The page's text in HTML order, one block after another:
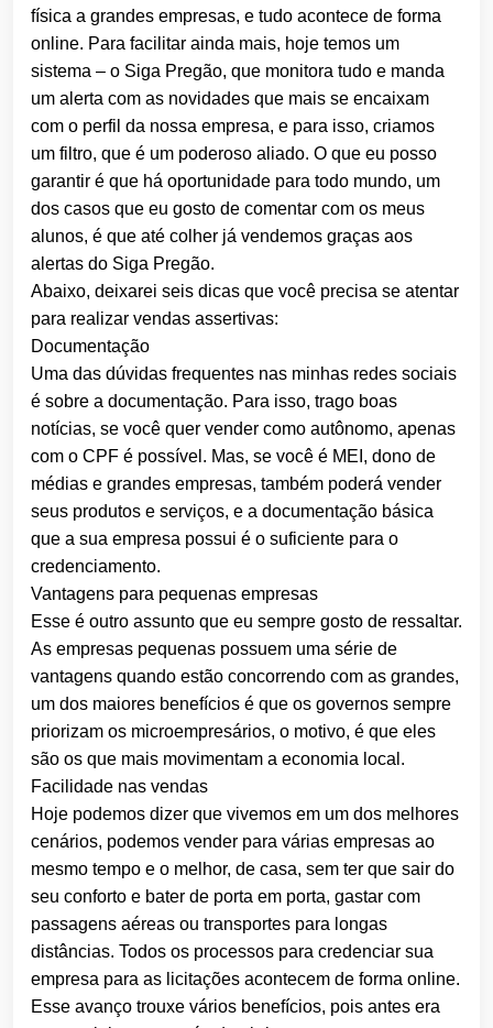
física a grandes empresas, e tudo acontece de forma
online. Para facilitar ainda mais, hoje temos um
sistema – o Siga Pregão, que monitora tudo e manda
um alerta com as novidades que mais se encaixam
com o perfil da nossa empresa, e para isso, criamos
um filtro, que é um poderoso aliado. O que eu posso
garantir é que há oportunidade para todo mundo, um
dos casos que eu gosto de comentar com os meus
alunos, é que até colher já vendemos graças aos
alertas do Siga Pregão.
Abaixo, deixarei seis dicas que você precisa se atentar
para realizar vendas assertivas:
Documentação
Uma das dúvidas frequentes nas minhas redes sociais
é sobre a documentação. Para isso, trago boas
notícias, se você quer vender como autônomo, apenas
com o CPF é possível. Mas, se você é MEI, dono de
médias e grandes empresas, também poderá vender
seus produtos e serviços, e a documentação básica
que a sua empresa possui é o suficiente para o
credenciamento.
Vantagens para pequenas empresas
Esse é outro assunto que eu sempre gosto de ressaltar.
As empresas pequenas possuem uma série de
vantagens quando estão concorrendo com as grandes,
um dos maiores benefícios é que os governos sempre
priorizam os microempresários, o motivo, é que eles
são os que mais movimentam a economia local.
Facilidade nas vendas
Hoje podemos dizer que vivemos em um dos melhores
cenários, podemos vender para várias empresas ao
mesmo tempo e o melhor, de casa, sem ter que sair do
seu conforto e bater de porta em porta, gastar com
passagens aéreas ou transportes para longas
distâncias. Todos os processos para credenciar sua
empresa para as licitações acontecem de forma online.
Esse avanço trouxe vários benefícios, pois antes era